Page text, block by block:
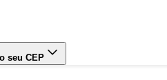
seu CEP